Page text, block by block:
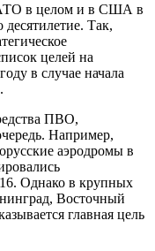
в целом и в США в
Так,
целей на
в случае начала
ПВО,
Например,
аэродромы в
Однако в крупных
Восточный
главная цель